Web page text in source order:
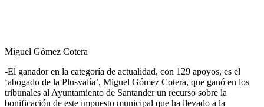
Miguel Gómez Cotera
-El ganador en la categoría de actualidad, con 129 apoyos, es el
‘abogado de la Plusvalía’, Miguel Gómez Cotera, que ganó en los
tribunales al Ayuntamiento de Santander un recurso sobre la
bonificación de este impuesto municipal que ha llevado a la